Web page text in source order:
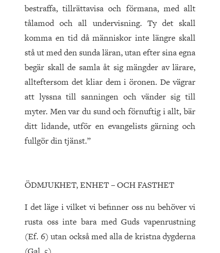
bestraffa, tillrättavisa och förmana, med allt
tålamod och all undervisning. Ty det skall
komma en tid då människor inte längre skall
stå ut med den sunda läran, utan efter sina egna
begär skall de samla åt sig mängder av lärare,
allteftersom det kliar dem i öronen. De vägrar
att lyssna till sanningen och vänder sig till
myter. Men var du sund och förnuftig i allt, bär
ditt lidande, utför en evangelists gärning och
fullgör din tjänst.”
ÖDMJUKHET, ENHET – OCH FASTHET
I det läge i vilket vi befinner oss nu behöver vi
rusta oss inte bara med Guds vapenrustning
(Ef. 6) utan också med alla de kristna dygderna